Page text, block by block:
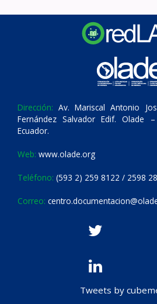
Dirección: Av. Mariscal Antonio
Fernández Salvador Edif. Olade
Ecuador.
Web: www.olade.org
Teléfono: (593 2) 259 8122 / 2598
Correo:
Tweets by